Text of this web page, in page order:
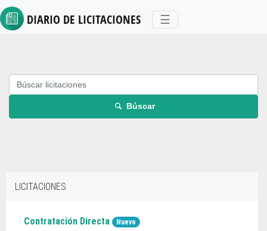
DIARIO DE LICITACIONES Toggle navigation
☰
Búscar
LICITACIONES
Contratación Directa
Nuevo